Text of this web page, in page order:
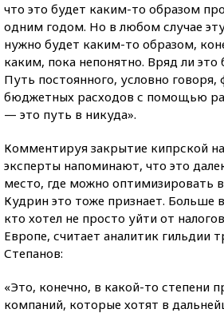
что это будет каким-то образом
одним годом. Но в любом случае
нужно будет каким-то образом,
каким, пока непонятно. Вряд ли это
Путь постоянного, условно
бюджетных расходов с помощью
— это путь в никуда».
Комментируя закрытие кипрской
эксперты напоминают, что это
место, где можно оптимизировать
Кудрин это тоже признает. Больше
кто хотел не просто уйти от
Европе, считает аналитик гильдии
Степанов:
«Это, конечно, в какой-то степени
компаний, которые хотят в